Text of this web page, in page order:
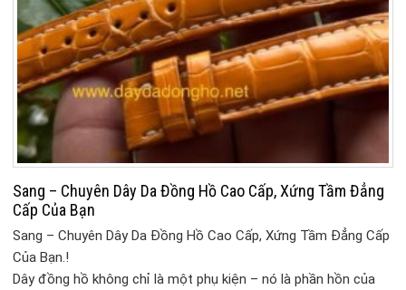
Sang – Chuyên Dây Da Đồng Hồ Cao Cấp, Xứng Tầm Đẳng
Cấp Của Bạn
Sang – Chuyên Dây Da Đồng Hồ Cao Cấp, Xứng Tầm Đẳng Cấp
Của Bạn.!
Dây đồng hồ không chỉ là một phụ kiện – nó là phần hồn của